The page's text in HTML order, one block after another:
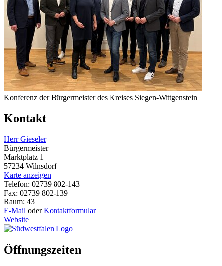
Konferenz der Bürgermeister des Kreises Siegen-Wittgenstein
Kontakt
Herr Gieseler
Bürgermeister
Marktplatz 1
57234 Wilnsdorf
Karte anzeigen
Telefon: 02739 802-143
Fax: 02739 802-139
Raum: 43
E-Mail oderKontaktformular
Website
Öffnungszeiten